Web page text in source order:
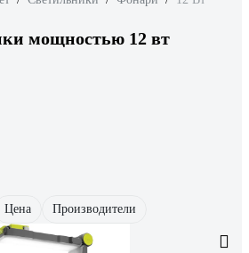
мощностью 12 вт
Цена Производители